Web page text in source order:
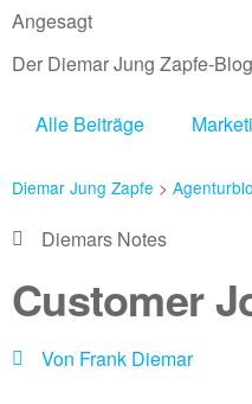
Angesagt
Der Diemar Jung Zapfe-Blog
Alle Beiträge
Diemar Jung Zapfe >
Diemars Notes
Customer
Von Frank Diemar